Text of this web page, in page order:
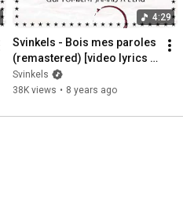
4:29
Svinkels - Bois mes paroles
(remastered) [video lyrics
officielle]
Svinkels
38K views • 8 years ago